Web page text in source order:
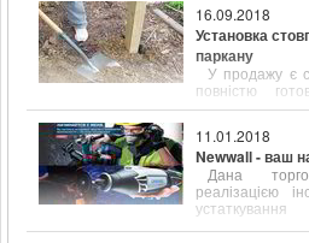
16.09.2018
Установка
паркану
У продажу є
повністю
правило, вони
11.01.2018
Newwall - ваш
Дана
реалізацією